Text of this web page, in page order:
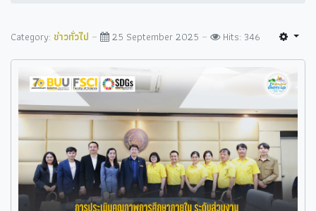
Category: ข่าวทั่วไป 25 September 2025 Hits: 346